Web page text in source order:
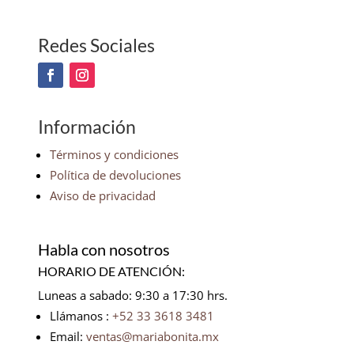
Redes Sociales
Información
Términos y condiciones
Política de devoluciones
Aviso de privacidad
Habla con nosotros
HORARIO DE ATENCIÓN:
Luneas a sabado: 9:30 a 17:30 hrs.
Llámanos : +52 33 3618 3481
Email: ventas@mariabonita.mx